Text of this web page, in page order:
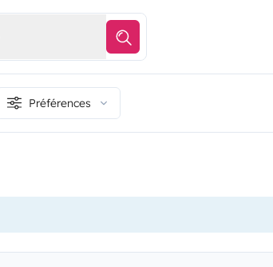
Préférences